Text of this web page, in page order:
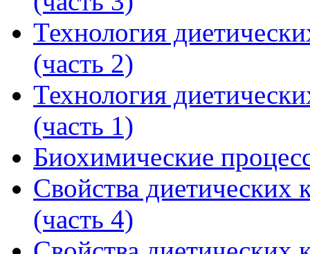
Технология
(часть 2)
Технология
(часть 1)
Биохимические
Свойства диетических
(часть 4)